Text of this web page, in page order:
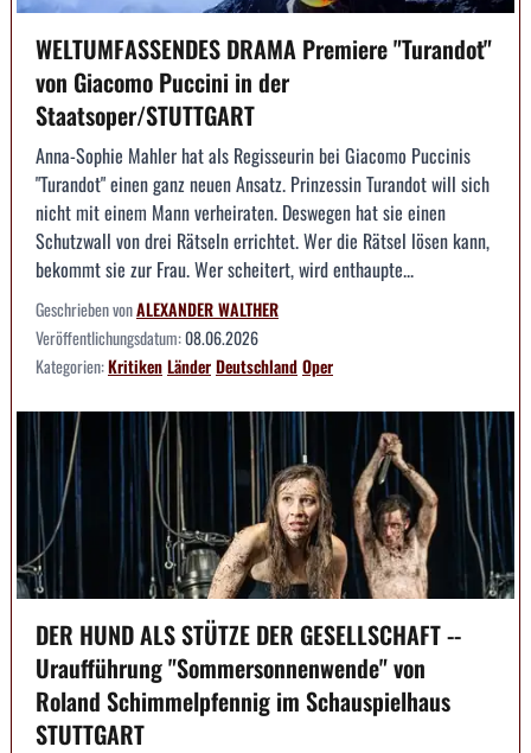
WELTUMFASSENDES DRAMA Premiere "Turandot"
von Giacomo Puccini in der
Staatsoper/STUTTGART
Anna-Sophie Mahler hat als Regisseurin bei Giacomo Puccinis
"Turandot" einen ganz neuen Ansatz. Prinzessin Turandot will sich
nicht mit einem Mann verheiraten. Deswegen hat sie einen
Schutzwall von drei Rätseln errichtet. Wer die Rätsel lösen kann,
bekommt sie zur Frau. Wer scheitert, wird enthaupte...
Geschrieben vonALEXANDER WALTHER
Veröffentlichungsdatum:08.06.2026
Kategorien:KritikenLänderDeutschlandOper
DER HUND ALS STÜTZE DER GESELLSCHAFT --
Uraufführung "Sommersonnenwende" von
Roland Schimmelpfennig im Schauspielhaus
STUTTGART